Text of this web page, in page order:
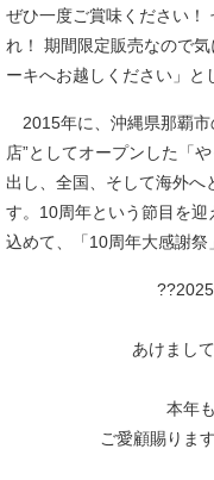
ぜひ一度ご賞味ください！
れ！ 期間限定販売なので
ーキへお越しください」と
2015年に、沖縄県那覇市
店”としてオープンした「
出し、全国、そして海外へ
す。10周年という節目を
込めて、「10周年大感謝祭
あけまし
本年
ご愛顧賜りま